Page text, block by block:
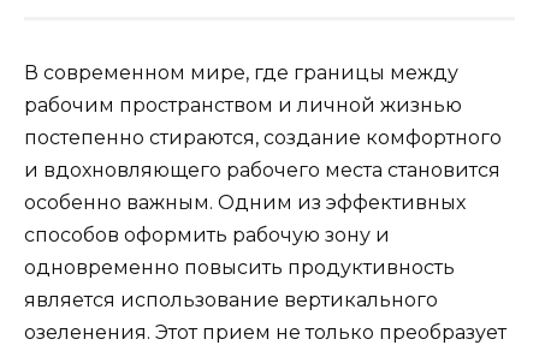
В современном мире, где границы между
рабочим пространством и личной жизнью
постепенно стираются, создание комфортного
и вдохновляющего рабочего места становится
особенно важным. Одним из эффективных
способов оформить рабочую зону и
одновременно повысить продуктивность
является использование вертикального
озеленения. Этот прием не только преобразует